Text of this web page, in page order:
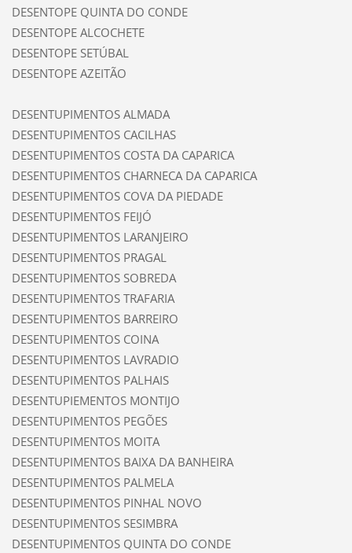
DESENTOPE QUINTA DO CONDE
DESENTOPE ALCOCHETE
DESENTOPE SETÚBAL
DESENTOPE AZEITÃO
DESENTUPIMENTOS ALMADA
DESENTUPIMENTOS CACILHAS
DESENTUPIMENTOS COSTA DA CAPARICA
DESENTUPIMENTOS CHARNECA DA CAPARICA
DESENTUPIMENTOS COVA DA PIEDADE
DESENTUPIMENTOS FEIJÓ
DESENTUPIMENTOS LARANJEIRO
DESENTUPIMENTOS PRAGAL
DESENTUPIMENTOS SOBREDA
DESENTUPIMENTOS TRAFARIA
DESENTUPIMENTOS BARREIRO
DESENTUPIMENTOS COINA
DESENTUPIMENTOS LAVRADIO
DESENTUPIMENTOS PALHAIS
DESENTUPIEMENTOS MONTIJO
DESENTUPIMENTOS PEGÕES
DESENTUPIMENTOS MOITA
DESENTUPIMENTOS BAIXA DA BANHEIRA
DESENTUPIMENTOS PALMELA
DESENTUPIMENTOS PINHAL NOVO
DESENTUPIMENTOS SESIMBRA
DESENTUPIMENTOS QUINTA DO CONDE